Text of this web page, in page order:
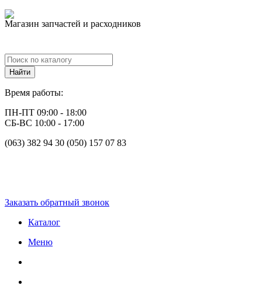
Магазин запчастей и расходников
Время работы:
ПН-ПТ 09:00 - 18:00
СБ-ВС 10:00 - 17:00
(063) 382 94 30 (050) 157 07 83
Заказать обратный звонок
Каталог
Меню